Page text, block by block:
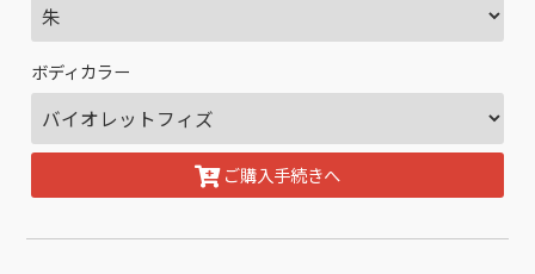
ボディカラー
ご購入手続きへ